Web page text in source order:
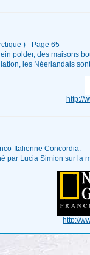
) - Page 65
polder, des maisons
les Néerlandais
http://
Italienne Concordia.
par Lucia Simion sur la
http://